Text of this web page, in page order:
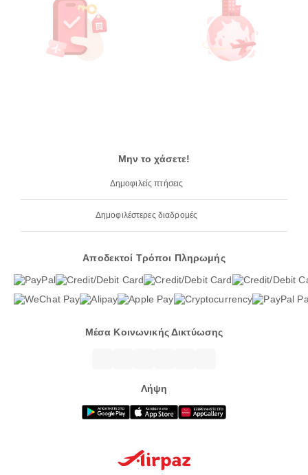
Μην το χάσετε!
Δημοφιλείς πτήσεις
Δημοφιλέστερες διαδρομές
Αποδεκτοί Τρόποι Πληρωμής
Μέσα Κοινωνικής Δικτύωσης
Λήψη